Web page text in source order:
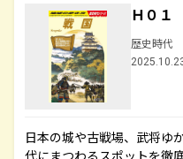
Ｈ０
歴史時代
日本の城や古戦場、武将ゆ
代にまつわるスポットを徹